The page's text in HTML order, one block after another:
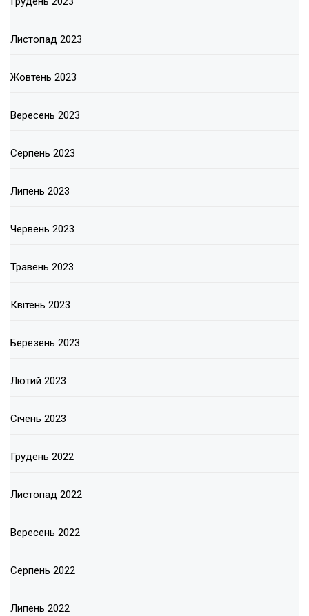
Листопад 2023
Жовтень 2023
Вересень 2023
Серпень 2023
Липень 2023
Червень 2023
Травень 2023
Квітень 2023
Березень 2023
Лютий 2023
Січень 2023
Грудень 2022
Листопад 2022
Вересень 2022
Серпень 2022
Липень 2022